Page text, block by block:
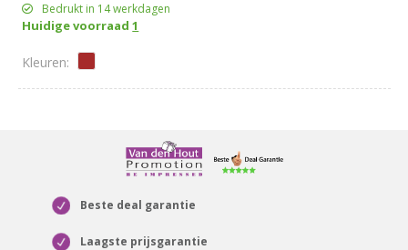
Bedrukt in 14 werkdagen
Huidige voorraad1
Beste deal garantie
Laagste prijsgarantie